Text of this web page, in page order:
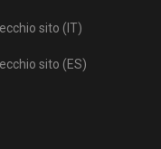
sito (IT)
sito (ES)